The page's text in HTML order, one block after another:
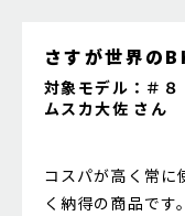
さすが世界の
対象モデル：＃８
ムスカ大佐 さん
コスパが高く常に
く納得の商品です。